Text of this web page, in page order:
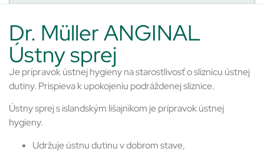
Dr. Müller ANGINAL
Ústny sprej
Je prípravok ústnej hygieny na starostlivosť o sliznicu ústnej
dutiny. Prispieva k upokojeniu podráždenej sliznice.
Ústny sprej s islandským lišajníkom je prípravok ústnej
hygieny.
Udržuje ústnu dutinu v dobrom stave,